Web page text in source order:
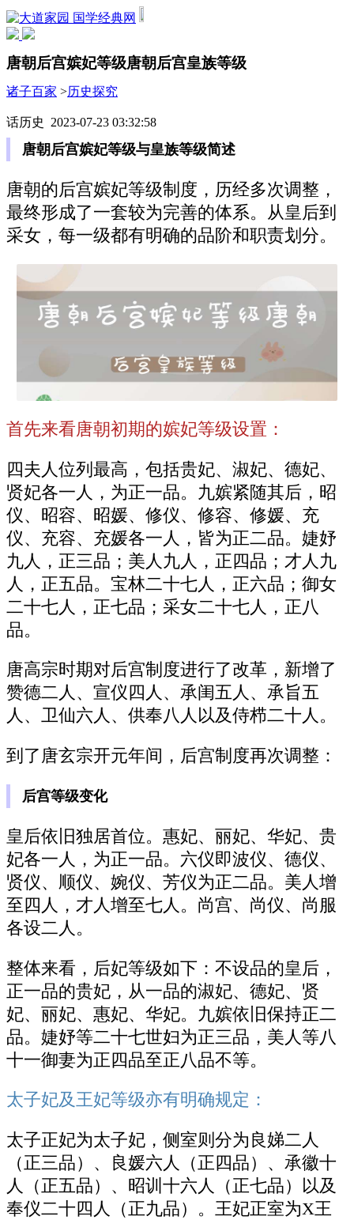
国学经典网
唐朝后宫嫔妃等级唐朝后宫皇族等级
诸子百家 >历史探究
话历史 2023-07-23 03:32:58
唐朝后宫嫔妃等级与皇族等级简述
唐朝的后宫嫔妃等级制度，历经多次调整，
最终形成了一套较为完善的体系。从皇后到
采女，每一级都有明确的品阶和职责划分。
首先来看唐朝初期的嫔妃等级设置：
四夫人位列最高，包括贵妃、淑妃、德妃、
贤妃各一人，为正一品。九嫔紧随其后，昭
仪、昭容、昭媛、修仪、修容、修媛、充
仪、充容、充媛各一人，皆为正二品。婕妤
九人，正三品；美人九人，正四品；才人九
人，正五品。宝林二十七人，正六品；御女
二十七人，正七品；采女二十七人，正八
品。
唐高宗时期对后宫制度进行了改革，新增了
赞德二人、宣仪四人、承闺五人、承旨五
人、卫仙六人、供奉八人以及侍栉二十人。
到了唐玄宗开元年间，后宫制度再次调整：
后宫等级变化
皇后依旧独居首位。惠妃、丽妃、华妃、贵
妃各一人，为正一品。六仪即波仪、德仪、
贤仪、顺仪、婉仪、芳仪为正二品。美人增
至四人，才人增至七人。尚宫、尚仪、尚服
各设二人。
整体来看，后妃等级如下：不设品的皇后，
正一品的贵妃，从一品的淑妃、德妃、贤
妃、丽妃、惠妃、华妃。九嫔依旧保持正二
品。婕妤等二十七世妇为正三品，美人等八
十一御妻为正四品至正八品不等。
太子妃及王妃等级亦有明确规定：
太子正妃为太子妃，侧室则分为良娣二人
（正三品）、良媛六人（正四品）、承徽十
人（正五品）、昭训十六人（正七品）以及
奉仪二十四人（正九品）。王妃正室为X王